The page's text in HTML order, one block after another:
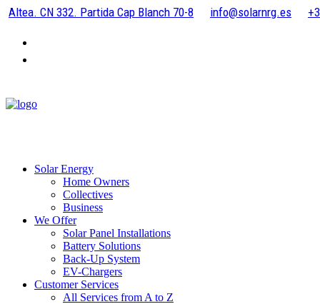
Altea. CN 332. Partida Cap Blanch 70-8 info@solarnrg.es
Solar Energy
Home Owners
Collectives
Business
We Offer
Solar Panel Installations
Battery Solutions
Back-Up System
EV-Chargers
Customer Services
All Services from A to Z